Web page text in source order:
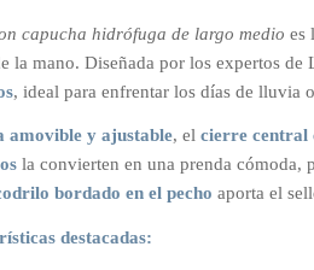
capucha hidrófuga de largo medio es
la mano. Diseñada por los expertos de
, ideal para enfrentar los días de lluvia
amovible y ajustable, elcierre central
la convierten en una prenda cómoda,
bordado en el pecho aporta el
destacadas: